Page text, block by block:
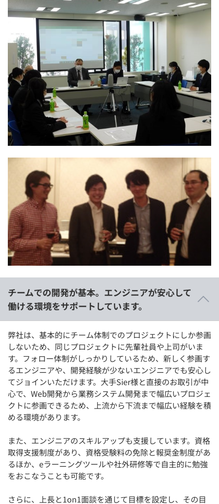
チームでの開発が基本。エンジニアが安心して
働ける環境をサポートしています。
弊社は、基本的にチーム体制でのプロジェクトにしか参画
しないため、同じプロジェクトに先輩社員や上司がいま
す。フォロー体制がしっかりしているため、新しく参画す
るエンジニアや、開発経験が少ないエンジニアでも安心し
てジョインいただけます。大手Sier様と直接のお取引が中
心で、Web開発から業務システム開発まで幅広いプロジェ
クトに参画できるため、上流から下流まで幅広い経験を積
める環境があります。
また、エンジニアのスキルアップも支援しています。資格
取得支援制度があり、資格受験料の免除と報奨金制度があ
るほか、eラーニングツールや社外研修等で自主的に勉強
をおこなうことも可能です。
さらに、上長と1on1面談を通じて目標を設定し、その目